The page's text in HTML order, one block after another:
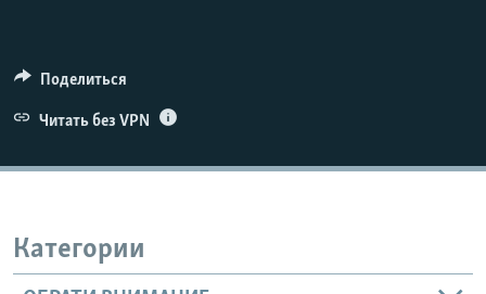
Поделиться
Читать без VPN
Категории